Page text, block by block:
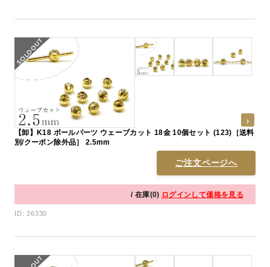
【卸】K18 ボールパーツ ウェーブカット 18金 10個セット (123)［送料
別/クーポン除外品］ 2.5mm
ご注文ページへ
/ 在庫(0) ログインして価格を見る
ID: 26330